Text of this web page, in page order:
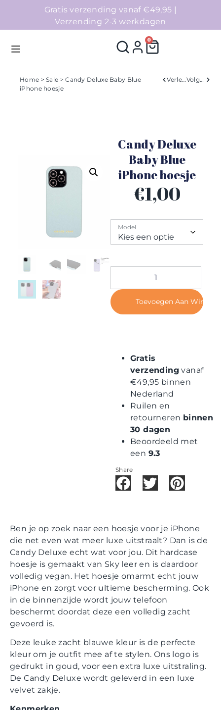
Gratis verzending vanaf €49,95 |
Verzending 2-3 werkdagen
0
Home >Sale > Candy Deluxe Baby Blue
iPhone hoesje
Verleden Volgend
Candy Deluxe
Baby Blue
iPhone hoesje
€1,00
Model
Toevoegen Aan
Gratis
verzending vanaf
€49,95 binnen
Nederland
Ruilen en
retourneren binnen
30 dagen
Beoordeeld met
een 9.3
Share
Ben je op zoek naar een hoesje voor je iPhone
die net even wat meer luxe uitstraalt? Dan is de
Candy Deluxe echt wat voor jou. Dit hardcase
hoesje is gemaakt van Sky leer en is daardoor
volledig vegan. Het hoesje omarmt echt jouw
iPhone en zorgt voor ultieme bescherming. Ook
in de binnenzijde wordt jouw telefoon
beschermt doordat deze een volledig zacht
gevoerd is.
Deze leuke zacht blauwe kleur is de perfecte
kleur om je outfit mee af te stylen. Ons logo is
gedrukt in goud, voor een extra luxe uitstraling.
De Candy Deluxe wordt geleverd in een luxe
velvet zakje.